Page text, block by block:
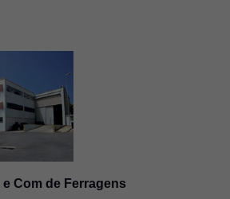
Com de Ferragens